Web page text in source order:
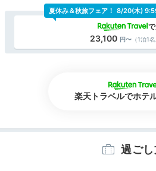
23,100 （1泊1
夏休み＆秋旅フェア！ 8/20(木)
楽天トラベルでホテ
過ご